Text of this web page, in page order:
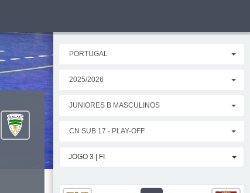
PORTUGAL
2025/2026
JUNIORES B MASCULINOS
CN SUB 17 - PLAY-OFF
JOGO 3 | FI